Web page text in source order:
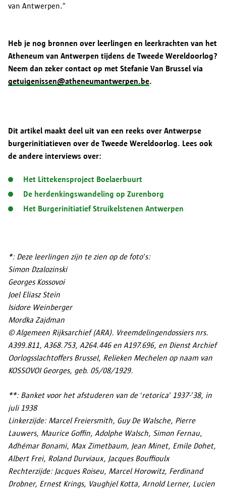
van Antwerpen.”
Heb je nog bronnen over leerlingen en leerkrachten van het
Atheneum van Antwerpen tijdens de Tweede Wereldoorlog?
Neem dan zeker contact op met Stefanie Van Brussel via
getuigenissen@atheneumantwerpen.be.
Dit artikel maakt deel uit van een reeks over Antwerpse
burgerinitiatieven over de Tweede Wereldoorlog. Lees ook
de andere interviews over:
Het Littekensproject Boelaerbuurt
De herdenkingswandeling op Zurenborg
Het Burgerinitiatief Struikelstenen Antwerpen
*: Deze leerlingen zijn te zien op de foto’s:
Simon Dzalozinski
Georges Kossovoi
Joel Eliasz Stein
Isidore Weinberger
Mordka Zajdman
© Algemeen Rijksarchief (ARA). Vreemdelingendossiers nrs.
A399.811, A368.753, A264.446 en A197.696, en Dienst Archief
Oorlogsslachtoffers Brussel, Relieken Mechelen op naam van
KOSSOVOI Georges, geb. 05/08/1929.
**: Banket voor het afstuderen van de ‘retorica’ 1937-’38, in
juli 1938
Linkerzijde: Marcel Freiersmith, Guy De Walsche, Pierre
Lauwers, Maurice Goffin, Adolphe Walsch, Simon Fernau,
Adhémar Bonami, Max Zimetbaum, Jean Minet, Emile Dohet,
Albert Frei, Roland Durviaux, Jacques Bouffioulx
Rechterzijde: Jacques Roiseu, Marcel Horowitz, Ferdinand
Drobner, Ernest Krings, Vaughjel Kotta, Arnold Lerner, Lucien